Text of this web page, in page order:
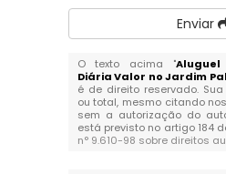
Enviar
O texto acima "
Diária Valor no Jardim
é de direito reservado.
ou total, mesmo citando
sem a autorização do
está previsto no artigo 184
n° 9.610-98 sobre direitos